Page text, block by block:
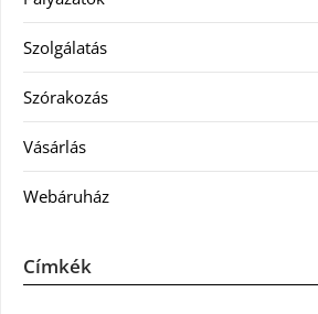
Szolgálatás
Szórakozás
Vásárlás
Webáruház
Címkék